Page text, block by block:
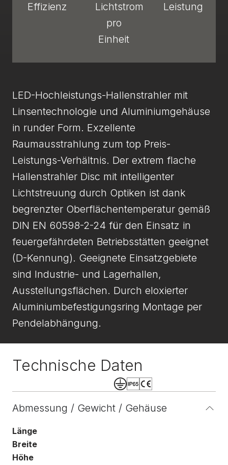
Effizienz
Lichtstrom
pro
Einheit
Leistung
LED-Hochleistungs-Hallenstrahler mit
Linsentechnologie und Aluminiumgehäuse
in runder Form. Exzellente
Raumausstrahlung zum top Preis-
Leistungs-Verhältnis. Der extrem flache
Hallenstrahler Disc mit intelligenter
Lichtstreuung durch Optiken ist dank
begrenzter Oberflächentemperatur gemäß
DIN EN 60598-2-24 für den Einsatz in
feuergefährdeten Betriebsstätten geeignet
(D-Kennung). Geeignete Einsatzgebiete
sind Industrie- und Lagerhallen,
Ausstellungsflächen. Durch eloxierter
Aluminiumbefestigungsring Montage per
Pendelabhängung.
Technische Daten
Abmessung / Gewicht / Gehäuse
Länge
Breite
Höhe